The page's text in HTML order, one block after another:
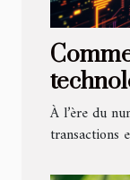
elles la
À l’ère du
transactions